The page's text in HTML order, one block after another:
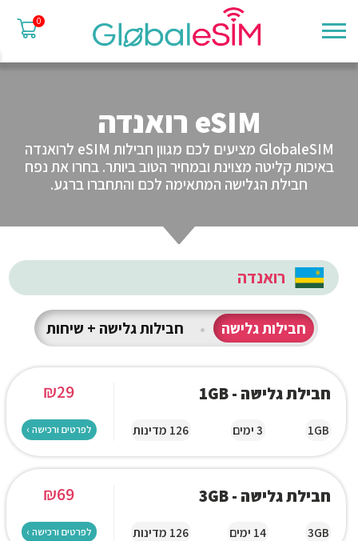
0
eSIM רואנדה
GlobaleSIM מציעים לכם מגוון חבילות eSIM לרואנדה
באיכות קליטה מצוינת ובמחיר הטוב ביותר. בחרו את נפח
חבילת הגלישה המתאימה לכם והתחברו ברגע.
רואנדה
חבילות גלישה • חבילות גלישה + שיחות
חבילת גלישה - 1GB
1GB 3 ימים 126 מדינות
₪29
לפרטים ורכישה ›
חבילת גלישה - 3GB
3GB 14 ימים 126 מדינות
₪69
לפרטים ורכישה ›